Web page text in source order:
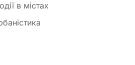
в містах